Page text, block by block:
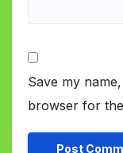
Save my
browser for